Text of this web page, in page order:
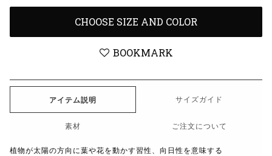
CHOOSE SIZE AND COLOR
BOOKMARK
アイテム説明 サイズガイド
素材 ご注文について
植物が太陽の方向に葉や花を動かす習性、向日性を意味する